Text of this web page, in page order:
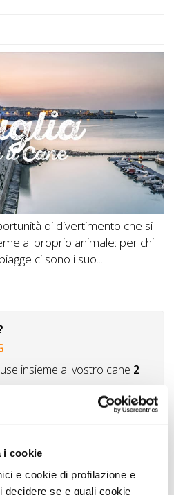
i cookie
e cookie di profilazione e
decidere se e quali cookie
di divertimento che si
al proprio animale: per chi
ci sono i suo...
insieme al vostro cane 2
di Leuca con il cane6 Km
e Menhir con il cane: le
33 Km
con il cane - la Notte della